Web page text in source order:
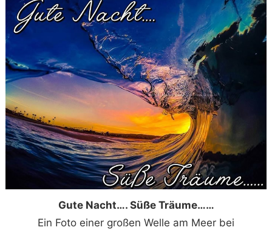
Gute Nacht…. Süße Träume……
Ein Foto einer großen Welle am Meer bei